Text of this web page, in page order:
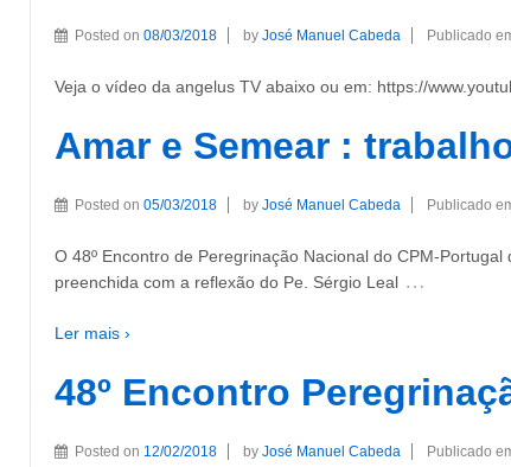
Posted on 08/03/2018 by José Manuel Cabeda Publicado
Veja o vídeo da angelus TV abaixo ou em: https://
Amar e Semear :
Posted on 05/03/2018 by José Manuel Cabeda Publicado
O 48º Encontro de Peregrinação Nacional do CPM-
preenchida com a reflexão do Pe. Sérgio Leal …
Ler mais ›
48º Encontro
Posted on 12/02/2018 by José Manuel Cabeda Publicado